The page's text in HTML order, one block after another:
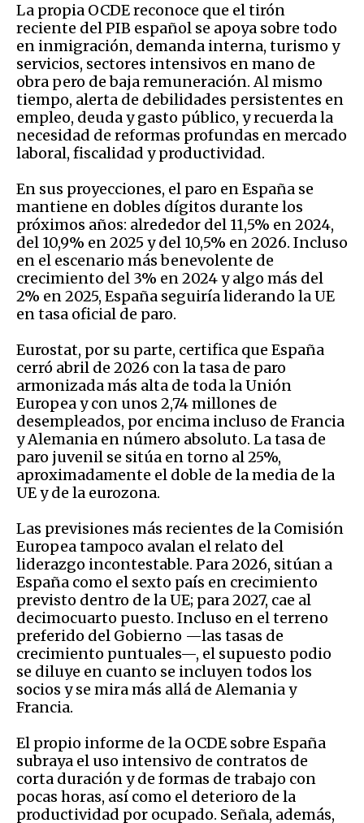
La propia OCDE reconoce que el tirón
reciente del PIB español se apoya sobre todo
en inmigración, demanda interna, turismo y
servicios, sectores intensivos en mano de
obra pero de baja remuneración. Al mismo
tiempo, alerta de debilidades persistentes en
empleo, deuda y gasto público, y recuerda la
necesidad de reformas profundas en mercado
laboral, fiscalidad y productividad.
En sus proyecciones, el paro en España se
mantiene en dobles dígitos durante los
próximos años: alrededor del 11,5% en 2024,
del 10,9% en 2025 y del 10,5% en 2026. Incluso
en el escenario más benevolente de
crecimiento del 3% en 2024 y algo más del
2% en 2025, España seguiría liderando la UE
en tasa oficial de paro.
Eurostat, por su parte, certifica que España
cerró abril de 2026 con la tasa de paro
armonizada más alta de toda la Unión
Europea y con unos 2,74 millones de
desempleados, por encima incluso de Francia
y Alemania en número absoluto. La tasa de
paro juvenil se sitúa en torno al 25%,
aproximadamente el doble de la media de la
UE y de la eurozona.
Las previsiones más recientes de la Comisión
Europea tampoco avalan el relato del
liderazgo incontestable. Para 2026, sitúan a
España como el sexto país en crecimiento
previsto dentro de la UE; para 2027, cae al
decimocuarto puesto. Incluso en el terreno
preferido del Gobierno —las tasas de
crecimiento puntuales—, el supuesto podio
se diluye en cuanto se incluyen todos los
socios y se mira más allá de Alemania y
Francia.
El propio informe de la OCDE sobre España
subraya el uso intensivo de contratos de
corta duración y de formas de trabajo con
pocas horas, así como el deterioro de la
productividad por ocupado. Señala, además,